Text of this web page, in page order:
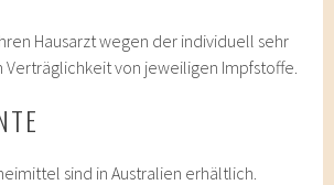
Hausarzt wegen der individuell sehr
von jeweiligen Impfstoffe.
sind in Australien erhältlich.